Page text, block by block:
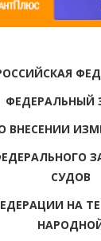
ФЕДЕРАЛЬНЫЙ
ВНЕСЕНИИ
СУДОВ
НА